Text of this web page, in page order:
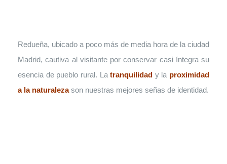
Redueña, ubicado a poco más de media hora de la ciudad
Madrid, cautiva al visitante por conservar casi íntegra su
esencia de pueblo rural. Latranquilidad y la proximidad
a la naturalezason nuestras mejores señas de identidad.